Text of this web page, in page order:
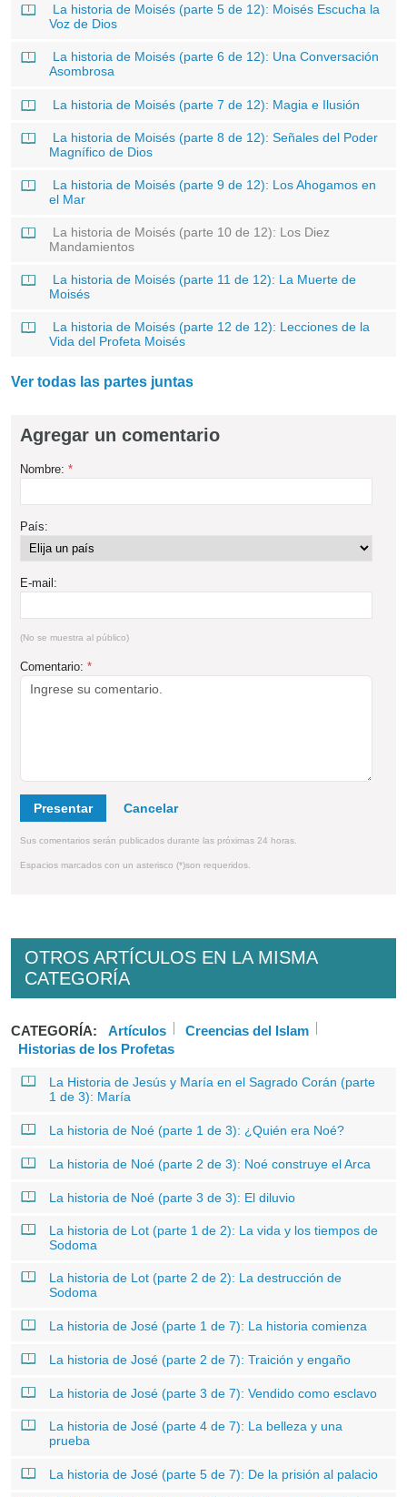
La historia de Moisés (parte 5 de 12): Moisés Escucha la
Voz de Dios
La historia de Moisés (parte 6 de 12): Una Conversación
Asombrosa
La historia de Moisés (parte 7 de 12): Magia e Ilusión
La historia de Moisés (parte 8 de 12): Señales del Poder
Magnífico de Dios
La historia de Moisés (parte 9 de 12): Los Ahogamos en
el Mar
La historia de Moisés (parte 10 de 12): Los Diez
Mandamientos
La historia de Moisés (parte 11 de 12): La Muerte de
Moisés
La historia de Moisés (parte 12 de 12): Lecciones de la
Vida del Profeta Moisés
Ver todas las partes juntas
Agregar un comentario
Nombre: *
País:
E-mail:
(No se muestra al público)
Comentario: *
Presentar
Sus comentarios serán publicados durante las próximas 24 horas.
Espacios marcados con un asterisco (*)son requeridos.
OTROS ARTÍCULOS EN LA MISMA
CATEGORÍA
CATEGORÍA: Artículos
Creencias del Islam
Historias de los Profetas
La Historia de Jesús y María en el Sagrado Corán (parte
1 de 3): María
La historia de Noé (parte 1 de 3): ¿Quién era Noé?
La historia de Noé (parte 2 de 3): Noé construye el Arca
La historia de Noé (parte 3 de 3): El diluvio
La historia de Lot (parte 1 de 2): La vida y los tiempos de
Sodoma
La historia de Lot (parte 2 de 2): La destrucción de
Sodoma
La historia de José (parte 1 de 7): La historia comienza
La historia de José (parte 2 de 7): Traición y engaño
La historia de José (parte 3 de 7): Vendido como esclavo
La historia de José (parte 4 de 7): La belleza y una
prueba
La historia de José (parte 5 de 7): De la prisión al palacio